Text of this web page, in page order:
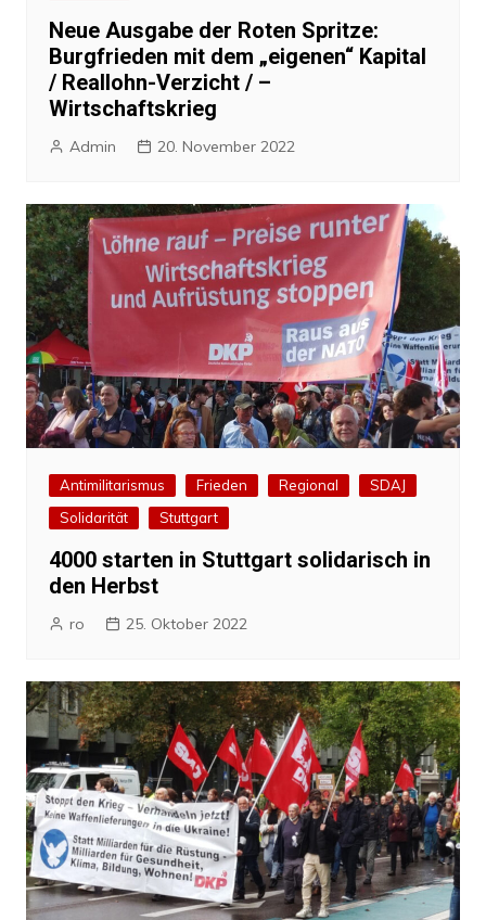
Neue Ausgabe der Roten Spritze:
Burgfrieden mit dem „eigenen“ Kapital
/ Reallohn-Verzicht / –
Wirtschaftskrieg
Admin 20. November 2022
Antimilitarismus Frieden Regional
SDAJ
Solidarität
Stuttgart
4000 starten in Stuttgart solidarisch in
den Herbst
ro 25. Oktober 2022